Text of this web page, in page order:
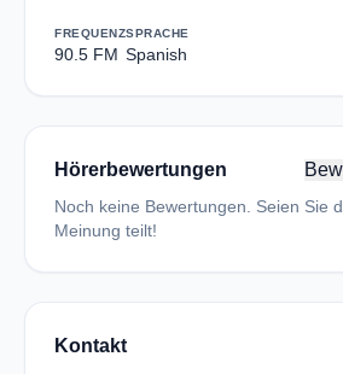
FREQUENZ
90.5 FM
SPRACHE
Spanish
Hörerbewertungen
Noch keine Bewertungen. Seien Sie
Meinung teilt!
Kontakt